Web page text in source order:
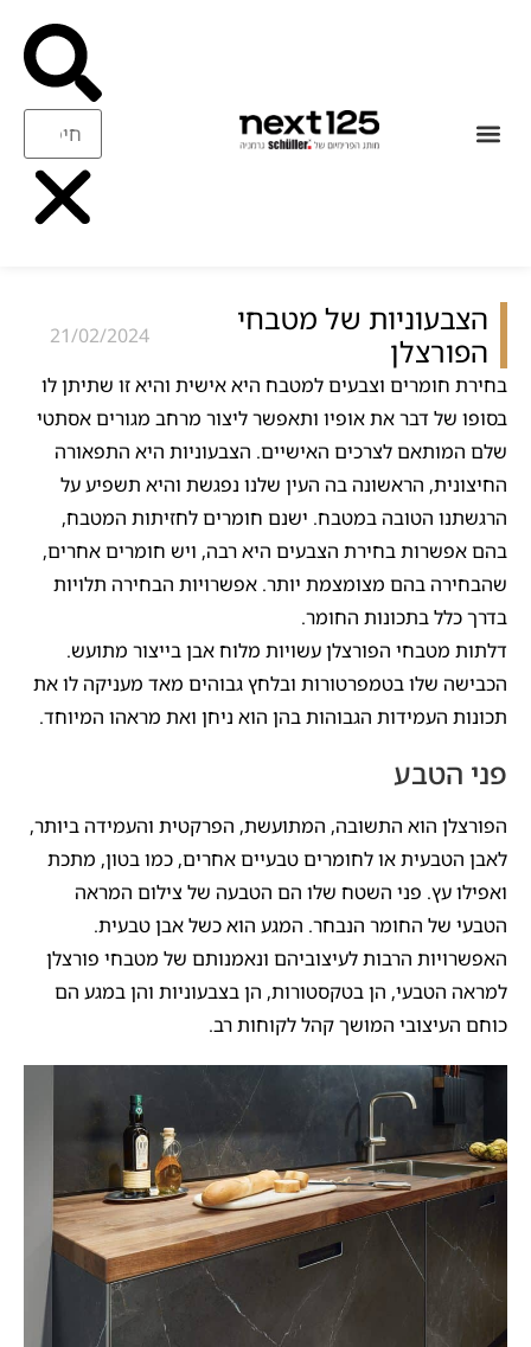
הצבעוניות של מטבחי
הפורצלן
21/02/2024
בחירת חומרים וצבעים למטבח היא אישית והיא זו שתיתן לו
בסופו של דבר את אופיו ותאפשר ליצור מרחב מגורים אסתטי
שלם המותאם לצרכים האישיים. הצבעוניות היא התפאורה
החיצונית, הראשונה בה העין שלנו נפגשת והיא תשפיע על
הרגשתנו הטובה במטבח. ישנם חומרים לחזיתות המטבח,
בהם אפשרות בחירת הצבעים היא רבה, ויש חומרים אחרים,
שהבחירה בהם מצומצמת יותר. אפשרויות הבחירה תלויות
בדרך כלל בתכונות החומר.
דלתות מטבחי הפורצלן עשויות מלוח אבן בייצור מתועש.
הכבישה שלו בטמפרטורות ובלחץ גבוהים מאד מעניקה לו את
תכונות העמידות הגבוהות בהן הוא ניחן ואת מראהו המיוחד.
פני הטבע
הפורצלן הוא התשובה, המתועשת, הפרקטית והעמידה ביותר,
לאבן הטבעית או לחומרים טבעיים אחרים, כמו בטון, מתכת
ואפילו עץ. פני השטח שלו הם הטבעה של צילום המראה
הטבעי של החומר הנבחר. המגע הוא כשל אבן טבעית.
האפשרויות הרבות לעיצוביהם ונאמנותם של מטבחי פורצלן
למראה הטבעי, הן בטקסטורות, הן בצבעוניות והן במגע הם
כוחם העיצובי המושך קהל לקוחות רב.